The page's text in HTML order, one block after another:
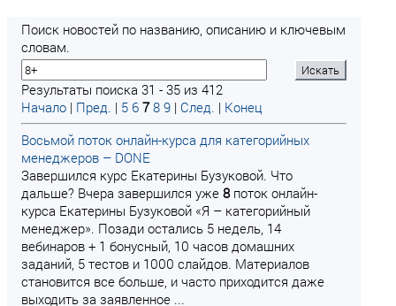
Поиск новостей по названию, описанию и ключевым
словам.
Результаты поиска 31 - 35 из 412
Начало | Пред. | 5 6 7 8 9 | След. | Конец
Восьмой поток онлайн-курса для категорийных
менеджеров – DONE
Завершился курс Екатерины Бузуковой. Что
дальше? Вчера завершился уже 8поток онлайн-
курса Екатерины Бузуковой «Я – категорийный
менеджер». Позади остались 5 недель, 14
вебинаров + 1 бонусный, 10 часов домашних
заданий, 5 тестов и 1000 слайдов. Материалов
становится все больше, и часто приходится даже
выходить за заявленное ...